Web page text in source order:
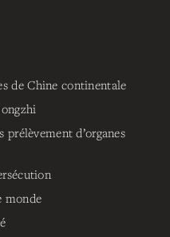
de Chine continentale
d’organes
monde